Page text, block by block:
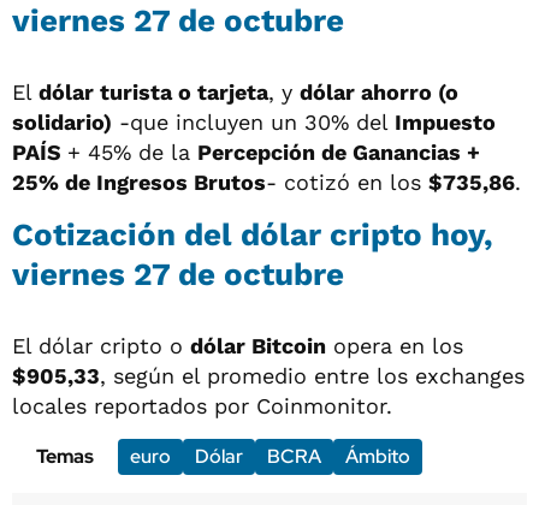
viernes 27 de octubre
El dólar turista o tarjeta, y dólar ahorro (o
solidario) -que incluyen un 30% del Impuesto
PAÍS + 45% de la Percepción de Ganancias +
25% de Ingresos Brutos- cotizó en los $735,86.
Cotización del dólar cripto hoy,
viernes 27 de octubre
El dólar cripto o dólar Bitcoin opera en los
$905,33, según el promedio entre los exchanges
locales reportados por Coinmonitor.
Temas
euro Dólar BCRA Ámbito